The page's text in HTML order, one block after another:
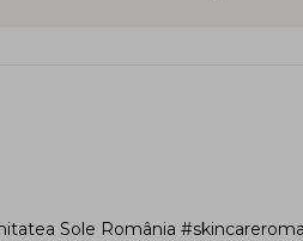
Sole România